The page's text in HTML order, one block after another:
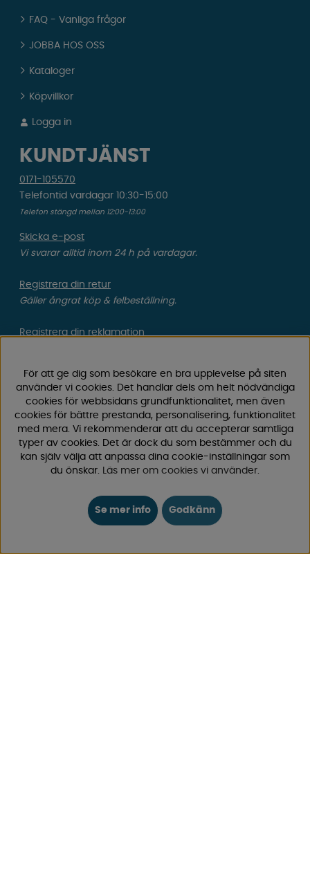
FAQ - Vanliga frågor
JOBBA HOS OSS
Kataloger
Köpvillkor
Logga in
KUNDTJÄNST
0171-105570
Telefontid vardagar 10:30-15:00
Telefon stängd mellan 12:00-13:00
Skicka e-post
Vi svarar alltid inom 24 h på vardagar.
Registrera din retur
Gäller ångrat köp & felbeställning.
Registrera din reklamation
Campingvaruhuset Butik Enköping
Hitta till vår butik & se öppettider
Campingvaruhuset
campingtillbehör för husvagn, husbil och van! Med över
50 års erfarenhet är vi din självklara partner för allt inom
camping och fritid.
För att ge dig som besökare en bra upplevelse på siten
använder vi cookies. Det handlar dels om helt nödvändiga
cookies för webbsidans grundfunktionalitet, men även
cookies för bättre prestanda, personalisering, funktionalitet
med mera. Vi rekommenderar att du accepterar samtliga
typer av cookies. Det är dock du som bestämmer och du
kan själv välja att anpassa dina cookie-inställningar som
du önskar. Läs mer om cookies vi använder.
Se mer info Godkänn